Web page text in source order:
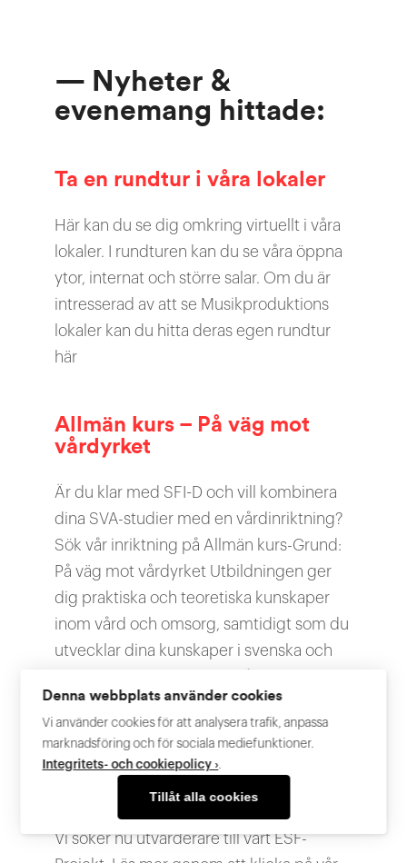
— Nyheter &
evenemang hittade:
Ta en rundtur i våra lokaler
Här kan du se dig omkring virtuellt i våra
lokaler. I rundturen kan du se våra öppna
ytor, internat och större salar. Om du är
intresserad av att se Musikproduktions
lokaler kan du hitta deras egen rundtur
här
Allmän kurs – På väg mot
vårdyrket
Är du klar med SFI-D och vill kombinera
dina SVA-studier med en vårdinriktning?
Sök vår inriktning på Allmän kurs-Grund:
På väg mot vårdyrket Utbildningen ger
dig praktiska och teoretiska kunskaper
inom vård och omsorg, samtidigt som du
utvecklar dina kunskaper i svenska och
omsorg vill vi ge en god grund […]
Anbud utvärdering, ESF-
Projekt ”Arena för alla”
Vi söker nu utvärderare till vårt ESF-
Denna webbplats använder cookies
Vi använder cookies för att analysera trafik, anpassa
marknadsföring och för sociala mediefunktioner.
Integritets- och cookiepolicy ›.
Tillåt alla cookies